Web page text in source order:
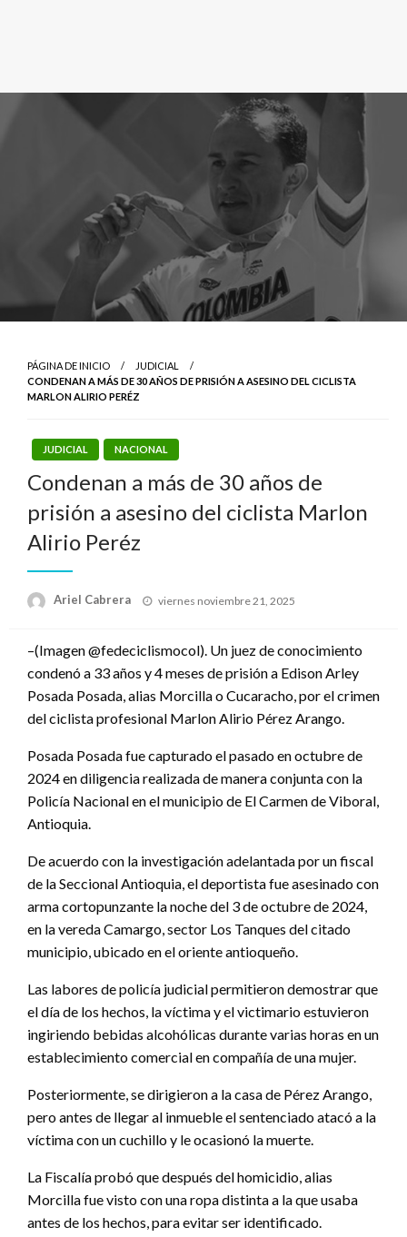
PÁGINA DE INICIO
JUDICIAL
CONDENAN A MÁS DE 30 AÑOS DE PRISIÓN A ASESINO DEL CICLISTA
MARLON ALIRIO PERÉZ
JUDICIAL NACIONAL
Condenan a más de 30 años de
prisión a asesino del ciclista Marlon
Alirio Peréz
Ariel Cabrera
Publicado
viernes noviembre 21, 2025
–(Imagen @fedeciclismocol). Un juez de conocimiento
condenó a 33 años y 4 meses de prisión a Edison Arley
Posada Posada, alias Morcilla o Cucaracho, por el crimen
del ciclista profesional Marlon Alirio Pérez Arango.
Posada Posada fue capturado el pasado en octubre de
2024 en diligencia realizada de manera conjunta con la
Policía Nacional en el municipio de El Carmen de Viboral,
Antioquia.
De acuerdo con la investigación adelantada por un fiscal
de la Seccional Antioquia, el deportista fue asesinado con
arma cortopunzante la noche del 3 de octubre de 2024,
en la vereda Camargo, sector Los Tanques del citado
municipio, ubicado en el oriente antioqueño.
Las labores de policía judicial permitieron demostrar que
el día de los hechos, la víctima y el victimario estuvieron
ingiriendo bebidas alcohólicas durante varias horas en un
establecimiento comercial en compañía de una mujer.
Posteriormente, se dirigieron a la casa de Pérez Arango,
pero antes de llegar al inmueble el sentenciado atacó a la
víctima con un cuchillo y le ocasionó la muerte.
La Fiscalía probó que después del homicidio, alias
Morcilla fue visto con una ropa distinta a la que usaba
antes de los hechos, para evitar ser identificado.